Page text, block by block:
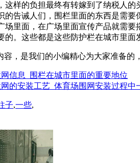
这样的负担最终有转嫁到了纳税人
的告诫人们，围栏里面的东西是需
场里面，在广场里面宣传产品就需
。这些都是这些防护栏在城市里面
容，是我们的小编精心为大家准备
网信息_围栏在城市里面的重要地位
网的安装工艺_体育场围网安装过程中
子,一些,